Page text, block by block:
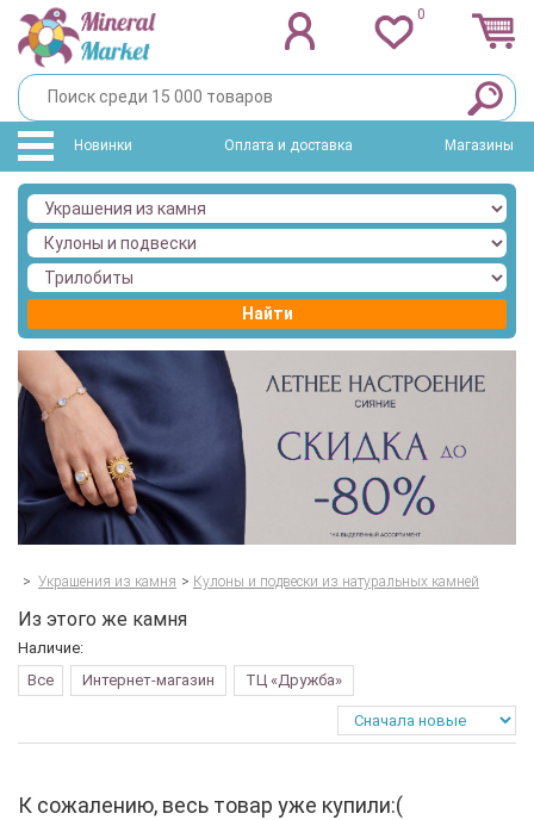
0
Новинки Оплата и доставка Магазины
Найти
> Украшения из камня > Кулоны и подвески из натуральных камней
Из этого же камня
Наличие:
Все
Интернет-магазин ТЦ «Дружба»
К сожалению, весь товар уже купили:(